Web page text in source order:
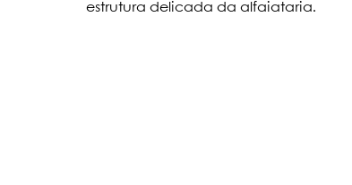
estrutura delicada da alfaiataria.